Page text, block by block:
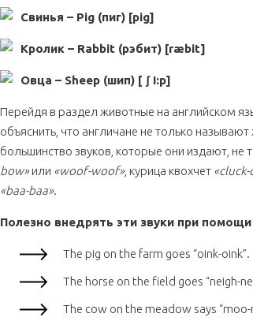
Свинья – Pig (пиг) [pig]
Кролик – Rabbit (рэбит) [ræbit]
Овца – Sheep (шип) [ ʃ I:p]
Перейдя в раздел животные на английском
объяснить, что англичане не только
большинство звуков, которые они издают, не
bow»или «woof-woof», курица квохчет «cluck-
«baa-baa».
Полезно внедрять эти звуки при
The pig on the farm goes “oink-oink”.
The horse on the field goes “neigh-
The cow on the meadow says “moo-